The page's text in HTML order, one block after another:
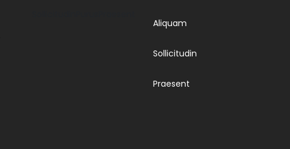
Aliquam
Sollicitudin
Praesent